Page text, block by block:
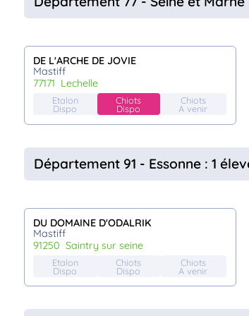
DE L'ARCHE DE JOVIE
Mastiff
77171
lechelle
Etalon
Dispo
Chiots
Dispo
Chiots
A venir
Département 91 - Essonne : 1
DU DOMAINE D'ODALRIK
Mastiff
91250
saintry sur seine
Etalon
Dispo
Chiots
Dispo
Chiots
A venir